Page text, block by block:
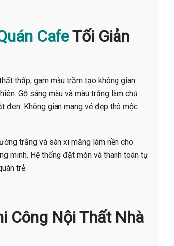
CafeTối Giản
thấp, gam màu trầm tạo không gian
Gỗ sáng màu và màu trắng làm chủ
đen. Không gian mang vẻ đẹp thô mộc
trắng và sàn xi măng làm nền cho
minh. Hệ thống đặt món và thanh toán tự
trẻ.
Công Nội Thất Nhà